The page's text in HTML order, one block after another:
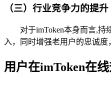
（三）行业竞争力的提升
对于imToken本身而言,
入，同时增强老用户的忠诚
用户在imToken在